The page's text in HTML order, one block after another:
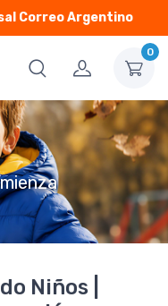
0
Niños |